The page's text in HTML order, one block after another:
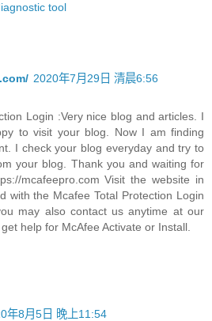
tool
2020年7月29日 清晨6:56
Login :Very nice blog and articles. I
to visit your blog. Now I am finding
I check your blog everyday and try to
your blog. Thank you and waiting for
mcafeepro.com Visit the website in
with the Mcafee Total Protection Login
may also contact us anytime at our
help for McAfee Activate or Install.
年8月5日 晚上11:54